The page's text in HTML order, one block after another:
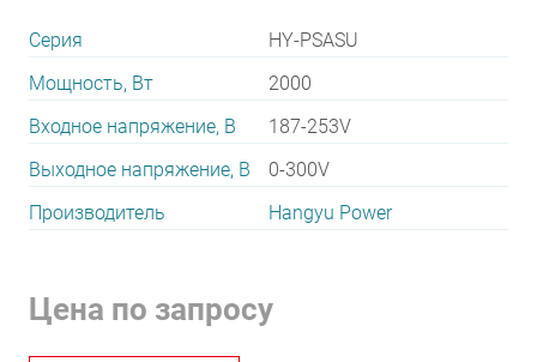
Серия
HY-PSASU
Мощность, Вт
2000
Входное напряжение, В
187-253V
Выходное напряжение, В
0-300V
Производитель
Hangyu Power
Цена по запросу